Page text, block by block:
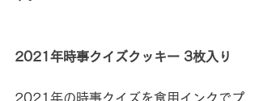
2021年時事クイズクッキー 3枚入り
2021年の時事クイズを食用インクでプ